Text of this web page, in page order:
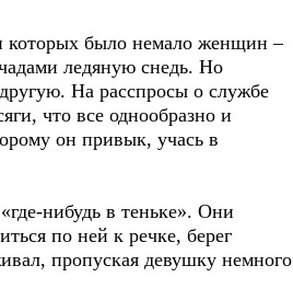
которых было немало женщин –
ледяную снедь. Но
На расспросы о службе
что все однообразно и
он привык, учась в
нибудь в теньке». Они
по ней к речке, берег
пропуская девушку немного